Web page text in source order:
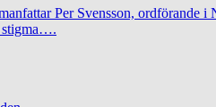
Per Svensson,
stigma….